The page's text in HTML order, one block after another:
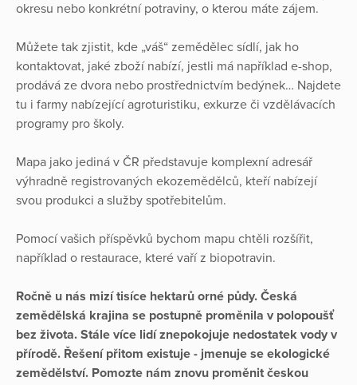
okresu nebo konkrétní potraviny, o kterou máte zájem.
Můžete tak zjistit, kde „váš“ zemědělec sídlí, jak ho
kontaktovat, jaké zboží nabízí, jestli má například e-shop,
prodává ze dvora nebo prostřednictvím bedýnek… Najdete
tu i farmy nabízející agroturistiku, exkurze či vzdělávacích
programy pro školy.
Mapa jako jediná v ČR představuje komplexní adresář
výhradně registrovaných ekozemědělců, kteří nabízejí
svou produkci a služby spotřebitelům.
Pomocí vašich příspěvků bychom mapu chtěli rozšířit,
například o restaurace, které vaří z biopotravin.
Ročně u nás mizí tisíce hektarů orné půdy. Česká
zemědělská krajina se postupně proměnila v polopoušť
bez života. Stále více lidí znepokojuje nedostatek vody v
přírodě. Řešení přitom existuje - jmenuje se ekologické
zemědělství. Pomozte nám znovu proměnit českou